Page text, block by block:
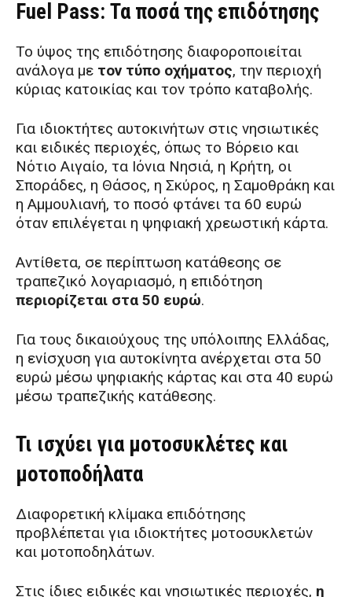
Fuel Pass: Τα ποσά της επιδότησης
Το ύψος της επιδότησης διαφοροποιείται
ανάλογα με τον τύπο οχήματος, την περιοχή
κύριας κατοικίας και τον τρόπο καταβολής.
Για ιδιοκτήτες αυτοκινήτων στις νησιωτικές
και ειδικές περιοχές, όπως το Βόρειο και
Νότιο Αιγαίο, τα Ιόνια Νησιά, η Κρήτη, οι
Σποράδες, η Θάσος, η Σκύρος, η Σαμοθράκη και
η Αμμουλιανή, το ποσό φτάνει τα 60 ευρώ
όταν επιλέγεται η ψηφιακή χρεωστική κάρτα.
Αντίθετα, σε περίπτωση κατάθεσης σε
τραπεζικό λογαριασμό, η επιδότηση
περιορίζεται στα 50 ευρώ.
Για τους δικαιούχους της υπόλοιπης Ελλάδας,
η ενίσχυση για αυτοκίνητα ανέρχεται στα 50
ευρώ μέσω ψηφιακής κάρτας και στα 40 ευρώ
μέσω τραπεζικής κατάθεσης.
Τι ισχύει για μοτοσυκλέτες και
μοτοποδήλατα
Διαφορετική κλίμακα επιδότησης
προβλέπεται για ιδιοκτήτες μοτοσυκλετών
και μοτοποδηλάτων.
Στις ίδιες ειδικές και νησιωτικές περιοχές, η